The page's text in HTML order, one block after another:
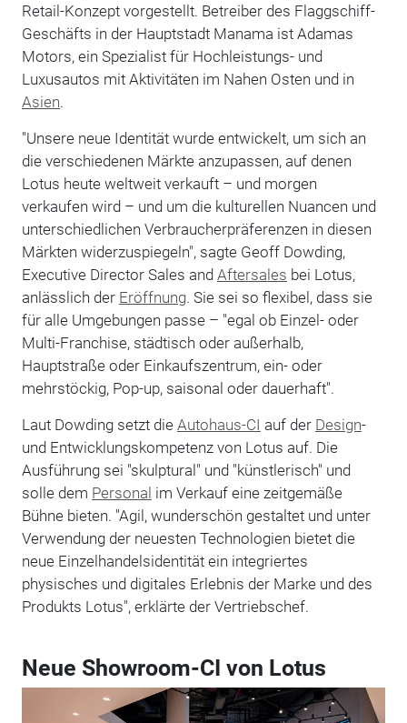
Retail-Konzept vorgestellt. Betreiber des Flaggschiff-
Geschäfts in der Hauptstadt Manama ist Adamas
Motors, ein Spezialist für Hochleistungs- und
Luxusautos mit Aktivitäten im Nahen Osten und in
Asien.
"Unsere neue Identität wurde entwickelt, um sich an
die verschiedenen Märkte anzupassen, auf denen
Lotus heute weltweit verkauft – und morgen
verkaufen wird – und um die kulturellen Nuancen und
unterschiedlichen Verbraucherpräferenzen in diesen
Märkten widerzuspiegeln", sagte Geoff Dowding,
Executive Director Sales and Aftersales bei Lotus,
anlässlich der Eröffnung. Sie sei so flexibel, dass sie
für alle Umgebungen passe – "egal ob Einzel- oder
Multi-Franchise, städtisch oder außerhalb,
Hauptstraße oder Einkaufszentrum, ein- oder
mehrstöckig, Pop-up, saisonal oder dauerhaft".
Laut Dowding setzt die Autohaus-CI auf der Design-
und Entwicklungskompetenz von Lotus auf. Die
Ausführung sei "skulptural" und "künstlerisch" und
solle dem Personal im Verkauf eine zeitgemäße
Bühne bieten. "Agil, wunderschön gestaltet und unter
Verwendung der neuesten Technologien bietet die
neue Einzelhandelsidentität ein integriertes
physisches und digitales Erlebnis der Marke und des
Produkts Lotus", erklärte der Vertriebschef.
Neue Showroom-CI von Lotus